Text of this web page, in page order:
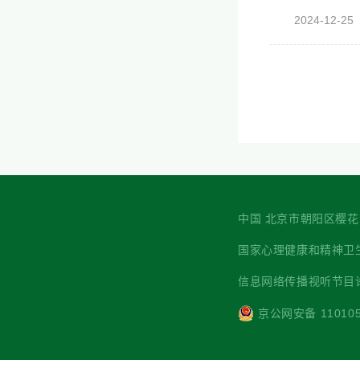
2024-12-
中国 北京市朝阳区
国家心理健康和精神
信息网络传播视听节
京公网安备